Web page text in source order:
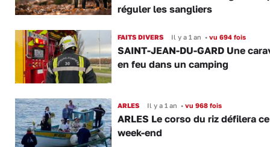
réguler les sangliers
FAITS DIVERS Il y a 1 an •vu 694 fois
SAINT-JEAN-DU-GARD Une
en feu dans un camping
ARLES Il y a 1 an •vu 968 fois
ARLES Le corso du riz défilera ce
week-end